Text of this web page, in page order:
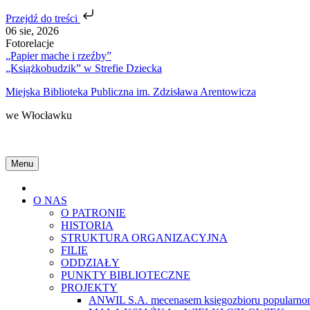
Przejdź do treści
Skip
to
content
06 sie, 2026
Fotorelacje
„Papier mache i rzeźby”
„Książkobudzik” w Strefie Dziecka
Miejska Biblioteka Publiczna im. Zdzisława Arentowicza
we Włocławku
Menu
O NAS
O PATRONIE
HISTORIA
STRUKTURA ORGANIZACYJNA
FILIE
ODDZIAŁY
PUNKTY BIBLIOTECZNE
PROJEKTY
ANWIL S.A. mecenasem księgozbioru